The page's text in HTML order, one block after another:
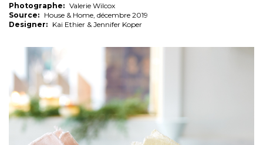
Photographe: Valerie Wilcox
Source: House & Home, décembre 2019
Designer: Kai Ethier & Jennifer Koper